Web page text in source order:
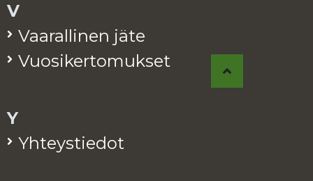
V
Vaa­ral­li­nen jäte
Vuo­si­ker­to­muk­set
Y
Yh­teys­tie­dot